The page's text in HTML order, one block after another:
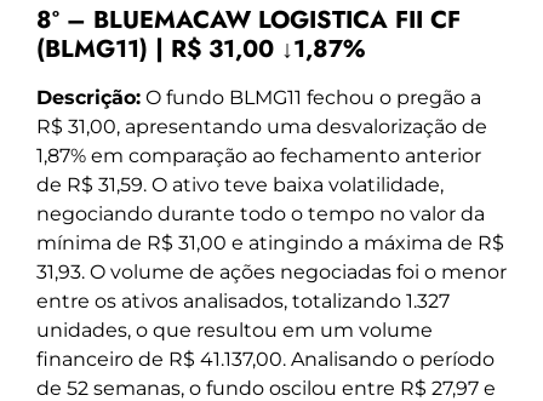
8º – BLUEMACAW LOGISTICA FII CF
(BLMG11) | R$ 31,00 ↓1,87%
Descrição: O fundo BLMG11 fechou o pregão a
R$ 31,00, apresentando uma desvalorização de
1,87% em comparação ao fechamento anterior
de R$ 31,59. O ativo teve baixa volatilidade,
negociando durante todo o tempo no valor da
mínima de R$ 31,00 e atingindo a máxima de R$
31,93. O volume de ações negociadas foi o menor
entre os ativos analisados, totalizando 1.327
unidades, o que resultou em um volume
financeiro de R$ 41.137,00. Analisando o período
de 52 semanas, o fundo oscilou entre R$ 27,97 e